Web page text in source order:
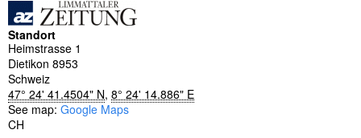
c
h
l
ü
s
s
e
l
Standort
Heimstrasse 1
Dietikon 8953
Schweiz
47° 24' 41.4504" N, 8° 24' 14.886" E
See map: Google Maps
CH